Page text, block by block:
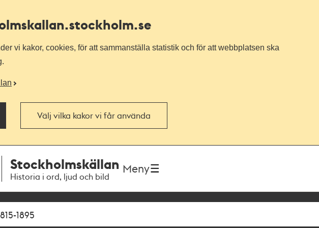
.stockholm.se
vi kakor, cookies, för att sammanställa statistik och för att webbplatsen ska
Välj vilka kakor vi får använda
Stockholmskällan
Historia i ord, ljud och bild
Meny